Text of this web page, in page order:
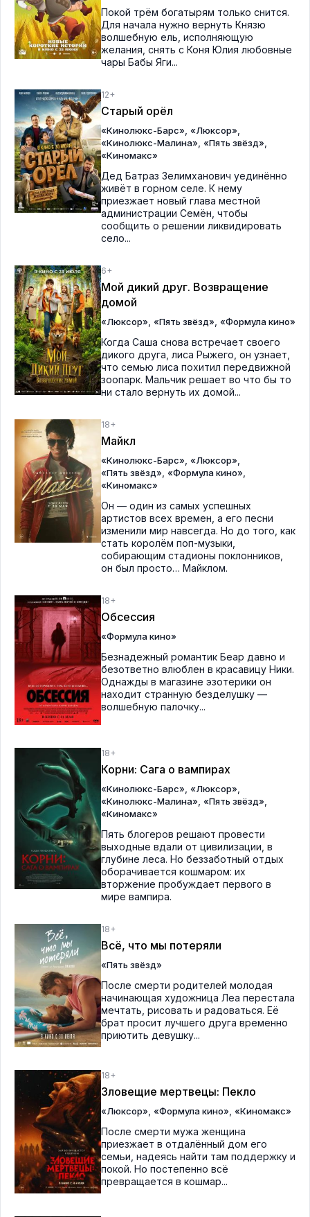
Покой трём богатырям только снится.
Для начала нужно вернуть Князю
волшебную ель, исполняющую
желания, снять с Коня Юлия любовные
чары Бабы Яги...
12+
Старый орёл
«Кинолюкс-Барс» «Люксор»
«Кинолюкс-Малина» «Пять звёзд»
«Киномакс»
Дед Батраз Зелимханович уединённо
живёт в горном селе. К нему
приезжает новый глава местной
администрации Семён, чтобы
сообщить о решении ликвидировать
село...
6+
Мой дикий друг. Возвращение
домой
«Люксор» «Пять звёзд» «Формула кино»
Когда Саша снова встречает своего
дикого друга, лиса Рыжего, он узнает,
что семью лиса похитил передвижной
зоопарк. Мальчик решает во что бы то
ни стало вернуть их домой...
18+
Майкл
«Кинолюкс-Барс» «Люксор»
«Пять звёзд» «Формула кино»
«Киномакс»
Он — один из самых успешных
артистов всех времен, а его песни
изменили мир навсегда. Но до того, как
стать королём поп-музыки,
собирающим стадионы поклонников,
он был просто… Майклом.
18+
Обсессия
«Формула кино»
Безнадежный романтик Беар давно и
безответно влюблен в красавицу Ники.
Однажды в магазине эзотерики он
находит странную безделушку —
волшебную палочку...
18+
Корни: Сага о вампирах
«Кинолюкс-Барс» «Люксор»
«Кинолюкс-Малина» «Пять звёзд»
«Киномакс»
Пять блогеров решают провести
выходные вдали от цивилизации, в
глубине леса. Но беззаботный отдых
оборачивается кошмаром: их
вторжение пробуждает первого в
мире вампира.
18+
Всё, что мы потеряли
«Пять звёзд»
После смерти родителей молодая
начинающая художница Леа перестала
мечтать, рисовать и радоваться. Её
брат просит лучшего друга временно
приютить девушку...
18+
Зловещие мертвецы: Пекло
«Люксор» «Формула кино» «Киномакс»
После смерти мужа женщина
приезжает в отдалённый дом его
семьи, надеясь найти там поддержку и
покой. Но постепенно всё
превращается в кошмар...